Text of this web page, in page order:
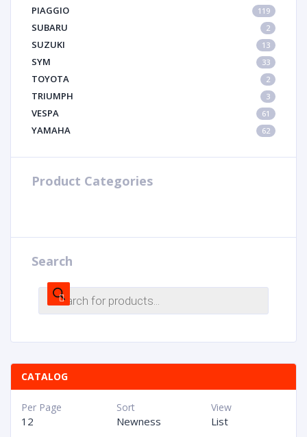
PIAGGIO 119
SUBARU 2
SUZUKI 13
SYM 33
TOYOTA 2
TRIUMPH 3
VESPA 61
YAMAHA 62
Product Categories
Search
CATALOG
View
List
Sort
Newness
Per Page
12